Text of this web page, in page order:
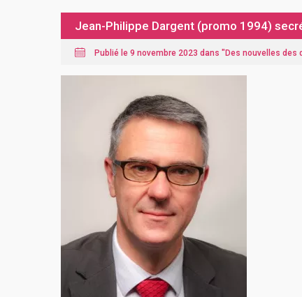
Jean-Philippe Dargent (promo 1994)
Publié le 9 novembre 2023 dans "Des nouvelles des